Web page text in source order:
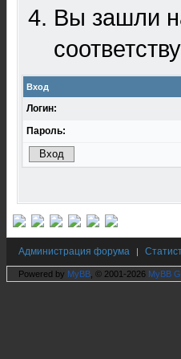
Вы зашли
Вход
Логин:
Пароль:
Администрация форума |
Powered by MyBB , © 2001-2026 MyBB